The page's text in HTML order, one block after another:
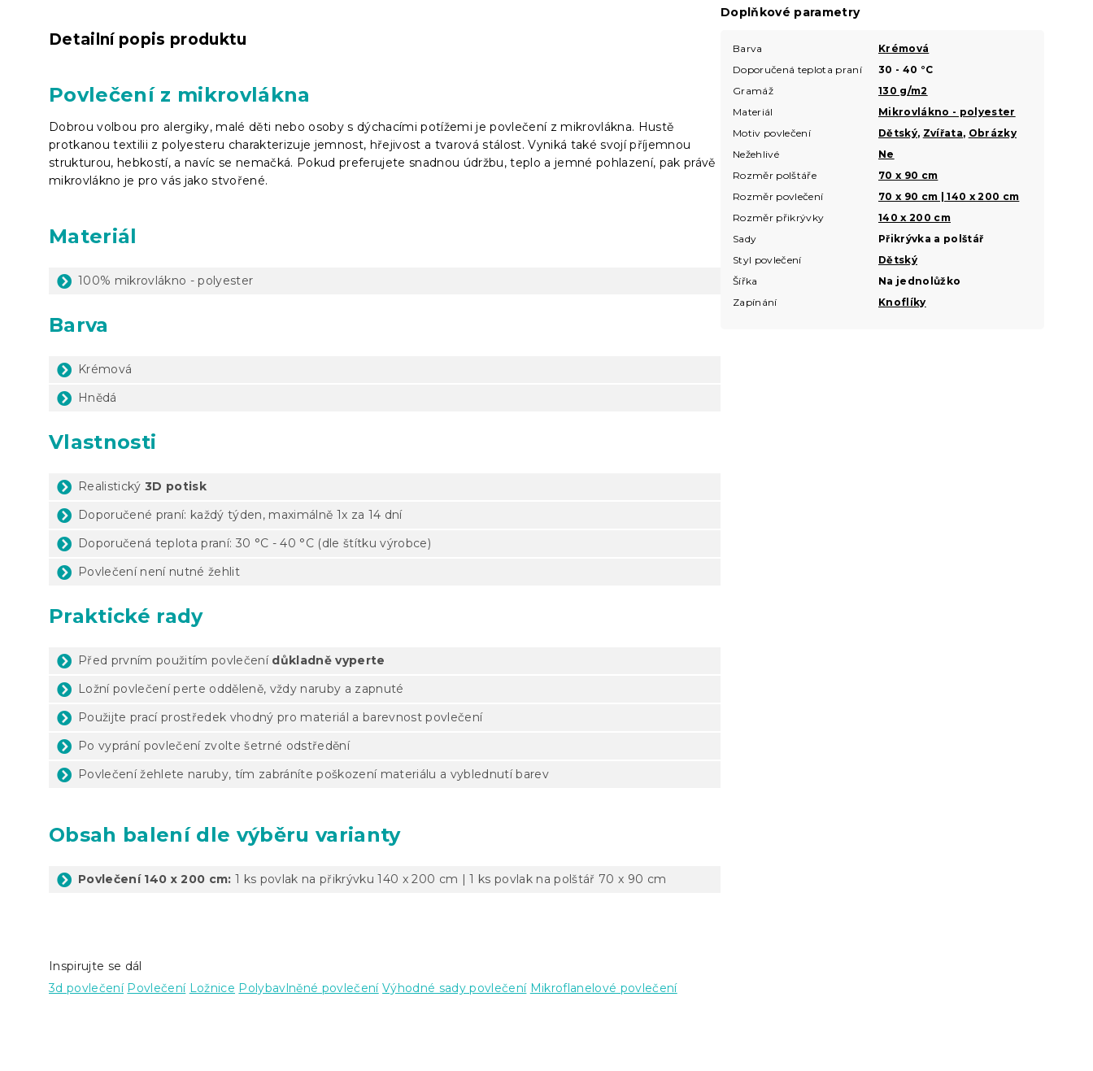
Detailní popis produktu
Povlečení z mikrovlákna
Dobrou volbou pro alergiky, malé děti nebo osoby s dýchacími potížemi je povlečení z mikrovlákna. Hustě
protkanou textilii z polyesteru charakterizuje jemnost, hřejivost a tvarová stálost. Vyniká také svojí příjemnou
strukturou, hebkostí, a navíc se nemačká. Pokud preferujete snadnou údržbu, teplo a jemné pohlazení, pak právě
mikrovlákno je pro vás jako stvořené.
Materiál
100% mikrovlákno - polyester
Barva
Krémová
Hnědá
Vlastnosti
Realistický 3D potisk
Doporučené praní: každý týden, maximálně 1x za 14 dní
Doporučená teplota praní: 30 °C - 40 °C (dle štítku výrobce)
Povlečení není nutné žehlit
Praktické rady
Před prvním použitím povlečení důkladně vyperte
Ložní povlečení perte odděleně, vždy naruby a zapnuté
Použijte prací prostředek vhodný pro materiál a barevnost povlečení
Po vyprání povlečení zvolte šetrné odstředění
Povlečení žehlete naruby, tím zabráníte poškození materiálu a vyblednutí barev
Obsah balení dle výběru varianty
Povlečení 140 x 200 cm: 1 ks povlak na přikrývku 140 x 200 cm | 1 ks povlak na polštář 70 x 90 cm
Inspirujte se dál
3d povlečení Povlečení Ložnice Polybavlněné povlečení Výhodné sady povlečení Mikroflanelové povlečení
Doplňkové parametry
Barva
Krémová
Doporučená teplota praní
30 - 40 °C
Gramáž
130 g/m2
Materiál
Mikrovlákno - polyester
Motiv povlečení
Dětský, Zvířata, Obrázky
Nežehlivé
Ne
Rozměr polštáře
70 x 90 cm
Rozměr povlečení
70 x 90 cm | 140 x 200 cm
Rozměr přikrývky
140 x 200 cm
Sady
Přikrývka a polštář
Styl povlečení
Dětský
Šířka
Na jednolůžko
Zapínání
Knoflíky